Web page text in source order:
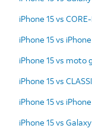
iPhone 15 vs
iPhone 15 vs
iPhone 15 vs moto
iPhone 15 vs
iPhone 15 vs
iPhone 15 vs